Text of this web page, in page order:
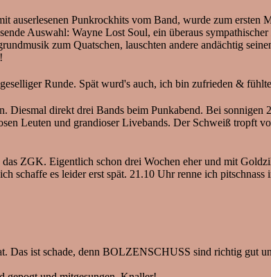
Punkrockhits vom Band, wurde zum ersten
Auswahl: Wayne Lost Soul, ein überaus
zum Quatschen, lauschten andere andächtig
Runde. Spät wurd's auch, ich bin zufrieden &
direkt drei Bands beim Punkabend. Bei sonnigen
Leuten und grandioser Livebands. Der Schweiß tropft
ZGK. Eigentlich schon drei Wochen eher und mit
es leider erst spät. 21.10 Uhr renne ich pitschnass
Das ist schade, denn BOLZENSCHUSS sind richtig gut